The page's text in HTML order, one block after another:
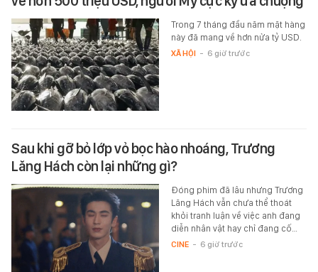
Trong 7 tháng đầu năm mặt hàng
này đã mang về hơn nửa tỷ USD.
XÃ HỘI - 6 giờ trước
Sau khi gỡ bỏ lớp vỏ bọc hào nhoáng, Trương
Lăng Hách còn lại những gì?
Đóng phim đã lâu nhưng Trương
Lăng Hách vẫn chưa thể thoát
khỏi tranh luận về việc anh đang
diễn nhân vật hay chỉ đang cố…
CINE - 6 giờ trước